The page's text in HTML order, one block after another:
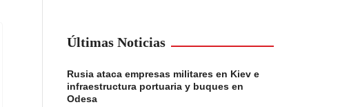
Últimas Noticias
Rusia ataca empresas militares en Kiev e
infraestructura portuaria y buques en
Odesa